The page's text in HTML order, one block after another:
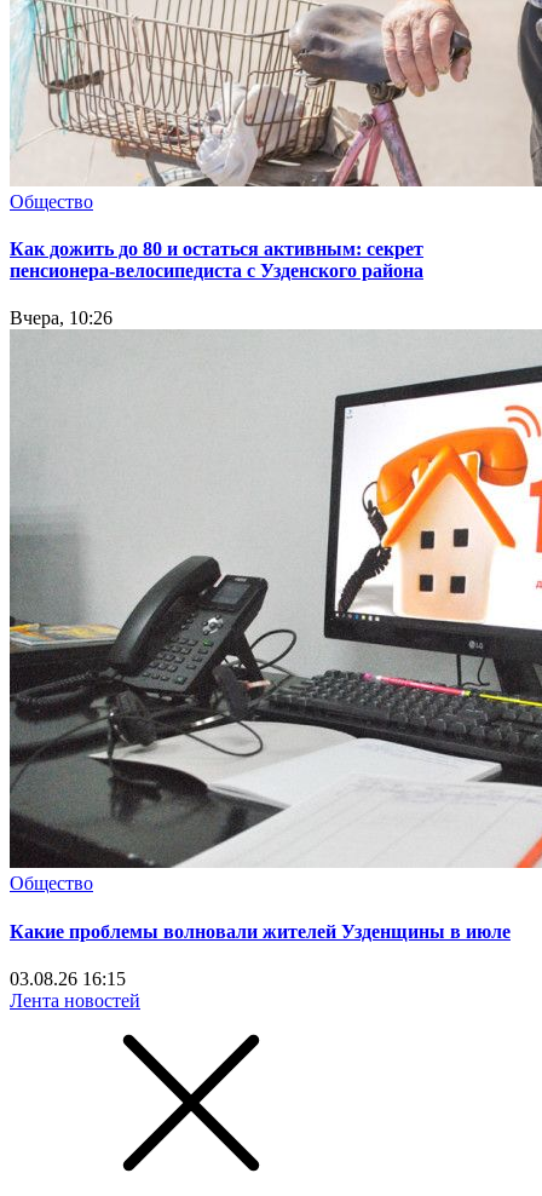
Общество
Как дожить до 80 и остаться активным: секрет
пенсионера-велосипедиста с Узденского района
Вчера, 10:26
Общество
Какие проблемы волновали жителей Узденщины в июле
03.08.26 16:15
Лента новостей